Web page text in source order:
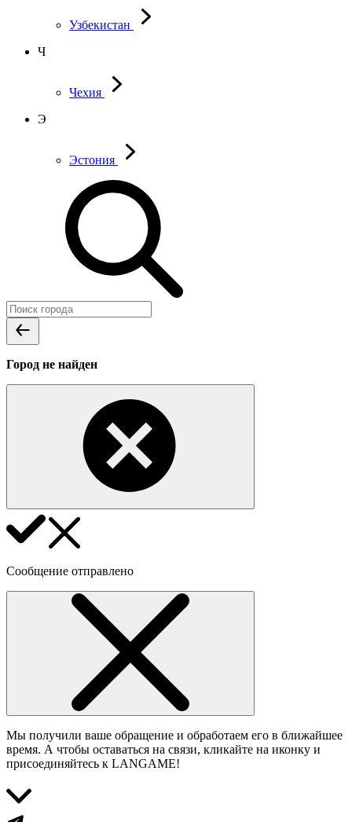
Узбекистан
Ч
Чехия
Э
Эстония
Город не найден
Сообщение отправлено
Мы получили ваше обращение и обработаем его в ближайшее
время. А чтобы оставаться на связи, кликайте на иконку и
присоединяйтесь к LANGAME!